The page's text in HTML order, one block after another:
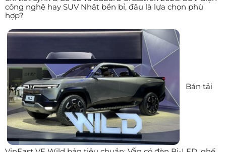
công nghệ hay SUV Nhật bền bỉ, đâu là lựa chọn phù
hợp?
Bán tải